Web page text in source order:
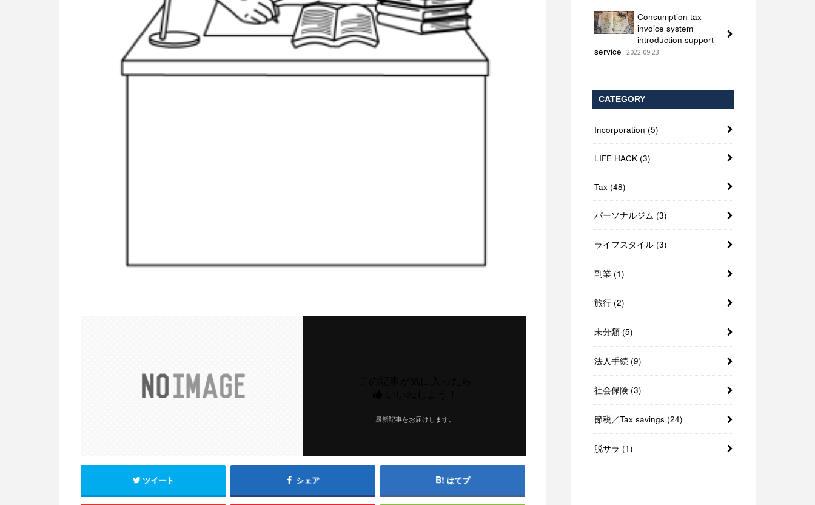
最新記事をお届けします。
ツイート シェア はてブ
Consumption tax
invoice system
introduction support
service 2022.09.23
CATEGORY
Incorporation (5)
LIFE HACK (3)
Tax (48)
パーソナルジム (3)
ライフスタイル (3)
副業 (1)
旅行 (2)
未分類 (5)
法人手続 (9)
社会保険 (3)
節税／Tax savings (24)
脱サラ (1)